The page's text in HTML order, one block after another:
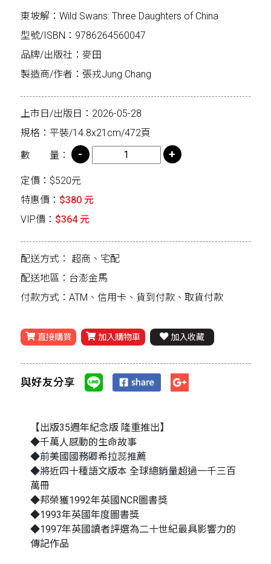
東坡解：Wild Swans: Three Daughters of China
型號/ISBN：9786264560047
品牌/出版社：麥田
製造商/作者：張戎Jung Chang
上市日/出版日：2026-05-28
規格：平裝/14.8x21cm/472頁
數 量：
定價：$520元
特惠價： $380 元
VIP價： $364 元
配送方式： 超商、宅配
配送地區：台澎金馬
付款方式：ATM、信用卡、貨到付款、取貨付款
直接購買 加入購物車 加入收藏
與好友分享
【出版35週年紀念版 隆重推出】
◆千萬人感動的生命故事
◆前美國國務卿希拉蕊推薦
◆將近四十種語文版本 全球總銷量超過一千三百
萬冊
◆邦榮獲1992年英國NCR圖書獎
◆1993年英國年度圖書獎
◆1997年英國讀者評選為二十世紀最具影響力的
傳記作品